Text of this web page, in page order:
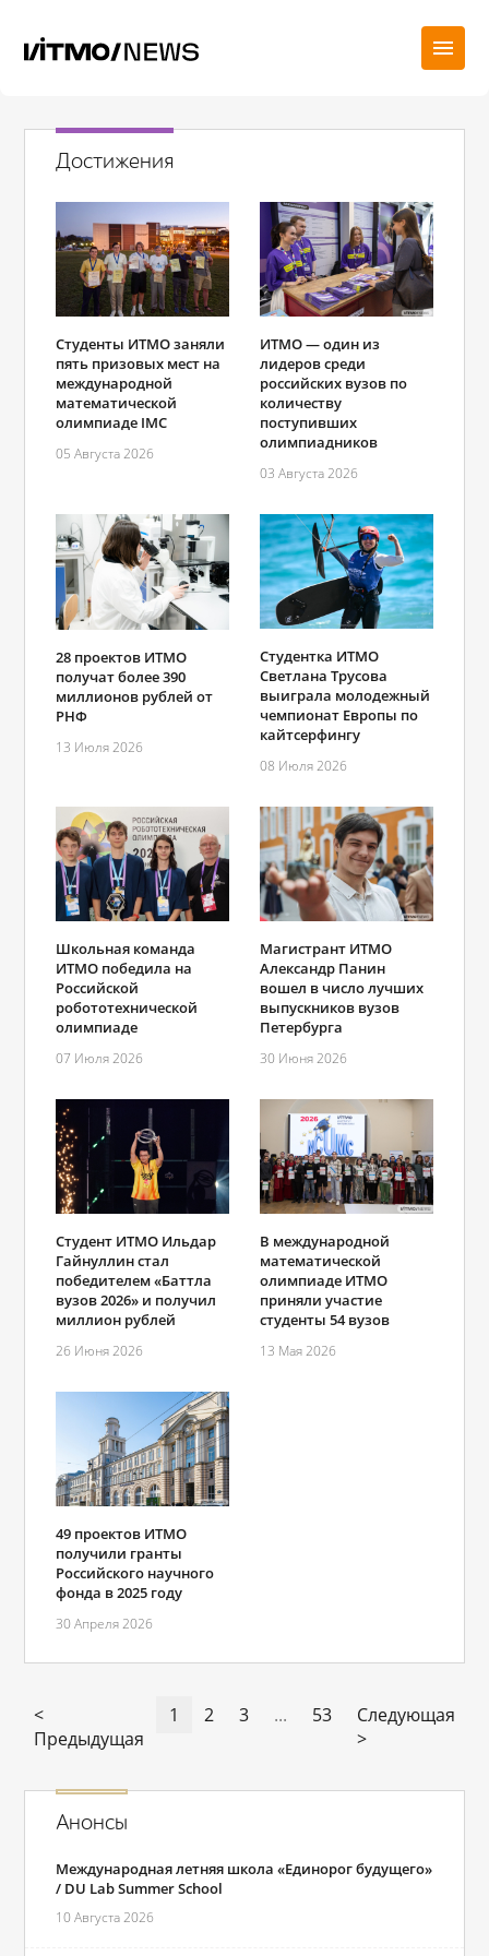
Достижения
Студенты ИТМО заняли
пять призовых мест на
международной
математической
олимпиаде IMC
05 Августа 2026
ИТМО — один из
лидеров среди
российских вузов по
количеству
поступивших
олимпиадников
03 Августа 2026
28 проектов ИТМО
получат более 390
миллионов рублей от
РНФ
13 Июля 2026
Студентка ИТМО
Светлана Трусова
выиграла молодежный
чемпионат Европы по
кайтсерфингу
08 Июля 2026
Школьная команда
ИТМО победила на
Российской
робототехнической
олимпиаде
07 Июля 2026
Магистрант ИТМО
Александр Панин
вошел в число лучших
выпускников вузов
Петербурга
30 Июня 2026
Студент ИТМО Ильдар
Гайнуллин стал
победителем «Баттла
вузов 2026» и получил
миллион рублей
26 Июня 2026
В международной
математической
олимпиаде ИТМО
приняли участие
студенты 54 вузов
13 Мая 2026
49 проектов ИТМО
получили гранты
Российского научного
фонда в 2025 году
30 Апреля 2026
<
Предыдущая
1 2 3 ... 53
Следующая
>
Анонсы
Международная летняя школа «Единорог будущего»
/ DU Lab Summer School
10 Августа 2026